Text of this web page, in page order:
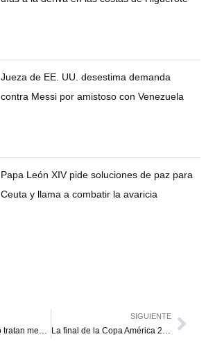
Jueza de EE. UU. desestima demanda
contra Messi por amistoso con Venezuela
Papa León XIV pide soluciones de paz para
Ceuta y llama a combatir la avaricia
Bolsonaro y Trump tratan medidas para “cortar apoyo” a Maduro
SIGUIENTE
La final de la Copa América 2020 se disputará en Colombia